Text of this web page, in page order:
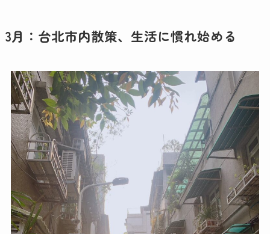
3月：台北市内散策、生活に慣れ始める